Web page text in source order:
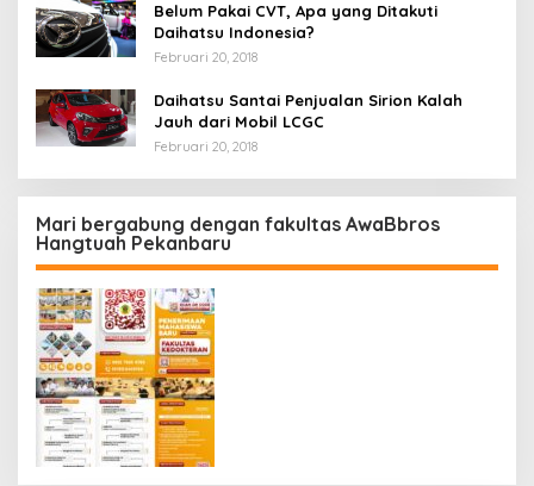
Belum Pakai CVT, Apa yang Ditakuti
Daihatsu Indonesia?
Februari 20, 2018
Daihatsu Santai Penjualan Sirion Kalah
Jauh dari Mobil LCGC
Februari 20, 2018
Mari bergabung dengan fakultas AwaBbros
Hangtuah Pekanbaru